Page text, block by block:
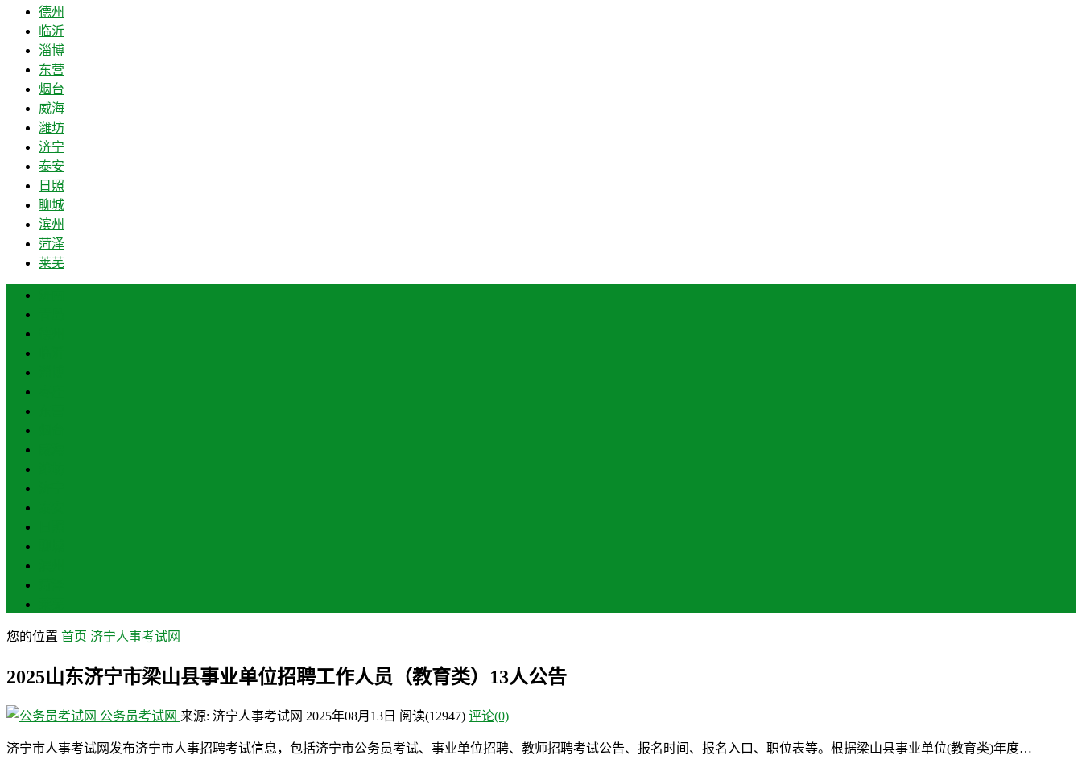
德州
临沂
淄博
东营
烟台
威海
潍坊
济宁
泰安
日照
聊城
滨州
菏泽
莱芜
您的位置 首页 济宁人事考试网
2025山东济宁市梁山县事业单位招聘工作人员（教育类）13人公告
公务员考试网 来源: 济宁人事考试网 2025年08月13日 阅读(12947) 评论(0)
济宁市人事考试网发布济宁市人事招聘考试信息，包括济宁市公务员考试、事业单位招聘、教师招聘考试公告、报名时间、报名入口、职位表等。根据梁山县事业单位(教育类)年度…